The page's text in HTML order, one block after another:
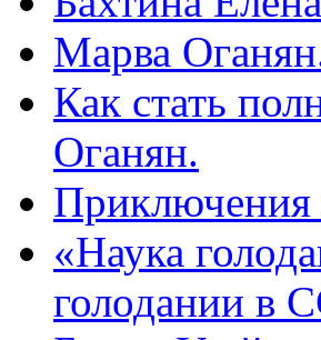
Марва
Как стать
Оганян.
Приключения
«Наука
голодании в